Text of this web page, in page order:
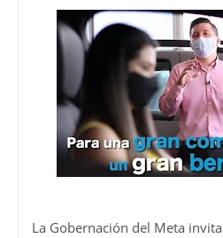
La Gobernación del Meta